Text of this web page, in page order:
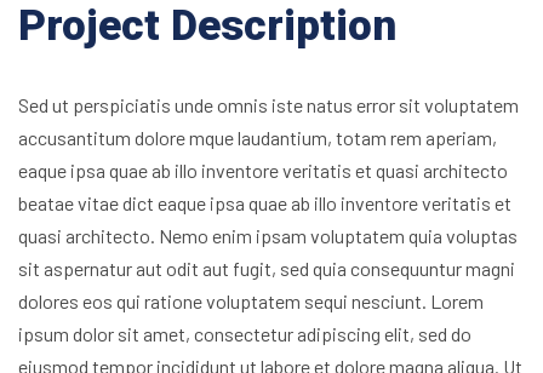
Project Description
Sed ut perspiciatis unde omnis iste natus error sit voluptatem
accusantitum dolore mque laudantium, totam rem aperiam,
eaque ipsa quae ab illo inventore veritatis et quasi architecto
beatae vitae dict eaque ipsa quae ab illo inventore veritatis et
quasi architecto. Nemo enim ipsam voluptatem quia voluptas
sit aspernatur aut odit aut fugit, sed quia consequuntur magni
dolores eos qui ratione voluptatem sequi nesciunt. Lorem
ipsum dolor sit amet, consectetur adipiscing elit, sed do
eiusmod tempor incididunt ut labore et dolore magna aliqua. Ut